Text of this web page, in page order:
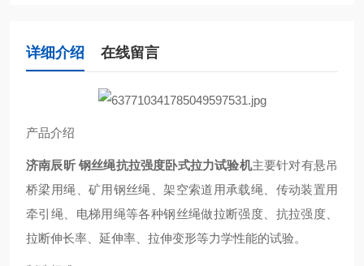
详细介绍 在线留言
产品介绍
济南辰昕 钢丝绳抗拉强度卧式拉力试验机主要针对有悬吊
桥梁用绳、矿用钢丝绳、架空索道用承载绳、传动装置用
牵引绳、电梯用绳等各种钢丝绳做拉断强度、抗拉强度、
拉断伸长率、延伸率、拉伸变形等力学性能的试验。